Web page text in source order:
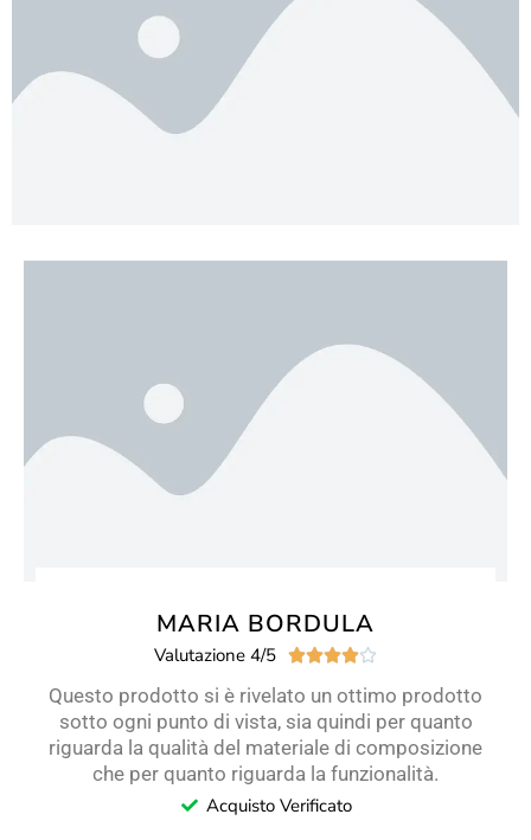
MARIA BORDULA
Valutazione 4/5 
Questo prodotto si è rivelato un ottimo prodotto
sotto ogni punto di vista, sia quindi per quanto
riguarda la qualità del materiale di composizione
che per quanto riguarda la funzionalità.
Acquisto Verificato